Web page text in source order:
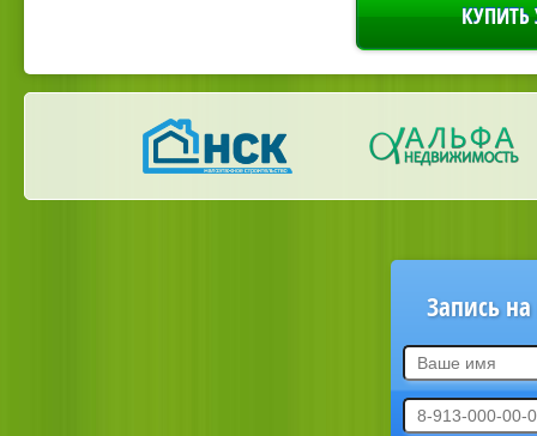
КУПИТЬ
Запись